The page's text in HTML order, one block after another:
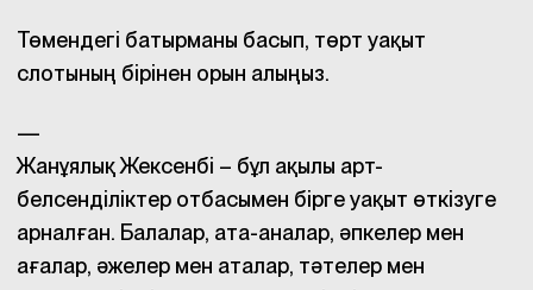
Төмендегі батырманы басып, төрт уақыт
слотының бірінен орын алыңыз.
—
Жанұялық Жексенбі – бұл ақылы арт-
белсенділіктер отбасымен бірге уақыт өткізуге
арналған. Балалар, ата-аналар, әпкелер мен
ағалар, әжелер мен аталар, тәтелер мен